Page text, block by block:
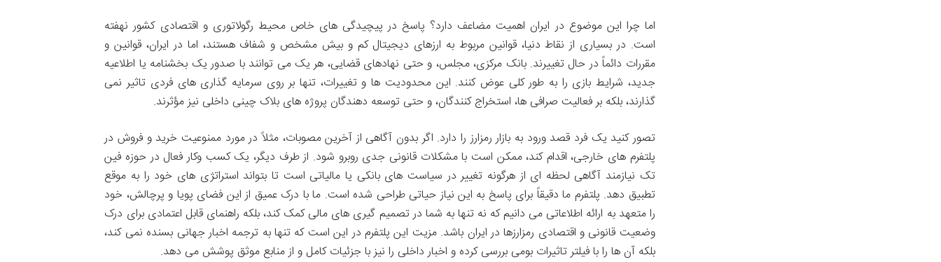
اما چرا این موضوع در ایران اهمیت مضاعف دارد؟ پاسخ در پیچیدگی های خاص محیط رگولاتوری و اقتصادی کشور نهفته
است. در بسیاری از نقاط دنیا، قوانین مربوط به ارزهای دیجیتال کم و بیش مشخص و شفاف هستند، اما در ایران، قوانین و
مقررات دائماً در حال تغییرند. بانک مرکزی، مجلس، و حتی نهادهای قضایی، هر یک می توانند با صدور یک بخشنامه یا اطلاعیه
جدید، شرایط بازی را به طور کلی عوض کنند. این محدودیت ها و تغییرات، تنها بر روی سرمایه گذاری های فردی تاثیر نمی
گذارند، بلکه بر فعالیت صرافی ها، استخراج کنندگان، و حتی توسعه دهندگان پروژه های بلاک چینی داخلی نیز مؤثرند.
تصور کنید یک فرد قصد ورود به بازار رمزارز را دارد. اگر بدون آگاهی از آخرین مصوبات، مثلاً در مورد ممنوعیت خرید و فروش در
پلتفرم های خارجی، اقدام کند، ممکن است با مشکلات قانونی جدی روبرو شود. از طرف دیگر، یک کسب وکار فعال در حوزه فین
تک نیازمند آگاهی لحظه ای از هرگونه تغییر در سیاست های بانکی یا مالیاتی است تا بتواند استراتژی های خود را به موقع
تطبیق دهد. پلتفرم ما دقیقاً برای پاسخ به این نیاز حیاتی طراحی شده است. ما با درک عمیق از این فضای پویا و پرچالش، خود
را متعهد به ارائه اطلاعاتی می دانیم که نه تنها به شما در تصمیم گیری های مالی کمک کند، بلکه راهنمای قابل اعتمادی برای درک
وضعیت قانونی و اقتصادی رمزارزها در ایران باشد. مزیت این پلتفرم در این است که تنها به ترجمه اخبار جهانی بسنده نمی کند،
بلکه آن ها را با فیلتر تاثیرات بومی بررسی کرده و اخبار داخلی را نیز با جزئیات کامل و از منابع موثق پوشش می دهد.